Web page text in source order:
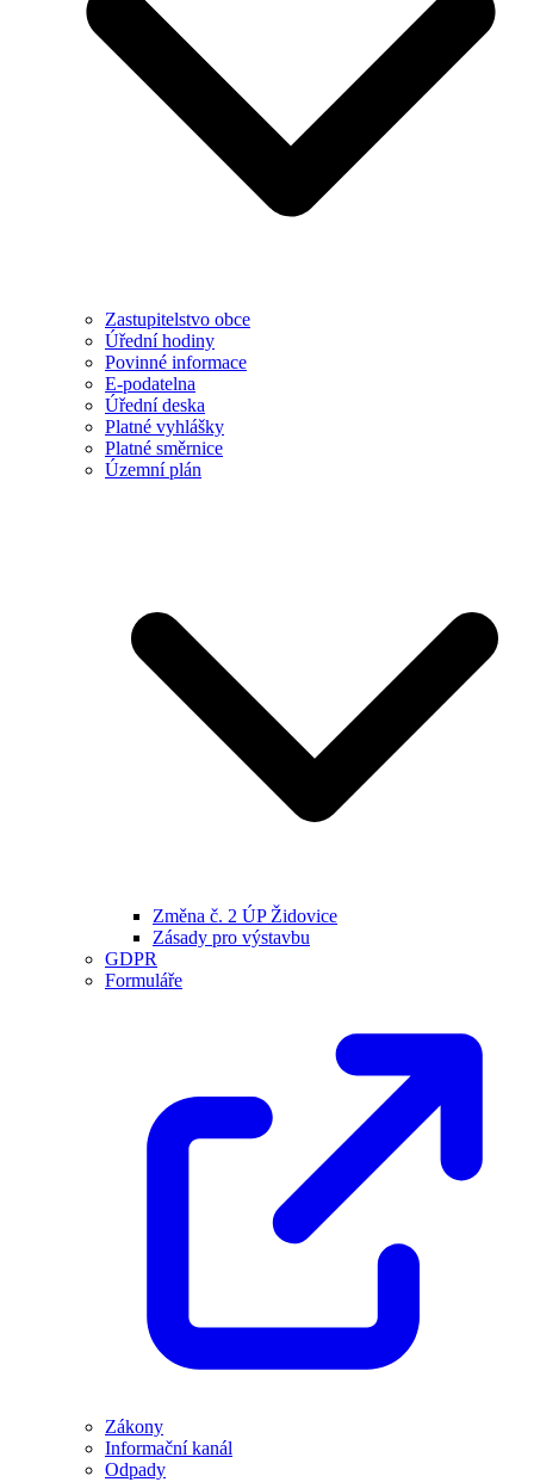
Zastupitelstvo obce
Úřední hodiny
Povinné informace
E-podatelna
Úřední deska
Platné vyhlášky
Platné směrnice
Územní plán
Změna č. 2 ÚP Židovice
Zásady pro výstavbu
GDPR
Formuláře
Zákony
Informační kanál
Odpady